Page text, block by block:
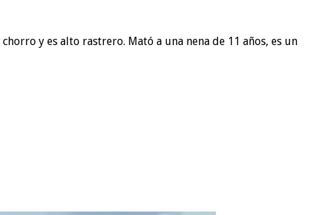
y es alto rastrero. Mató a una nena de 11 años, es un